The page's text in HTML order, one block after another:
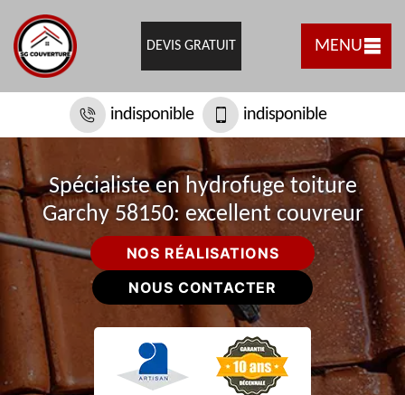
DEVIS GRATUIT MENU
indisponible indisponible
Spécialiste en hydrofuge toiture
Garchy 58150: excellent couvreur
NOS RÉALISATIONS
NOUS CONTACTER